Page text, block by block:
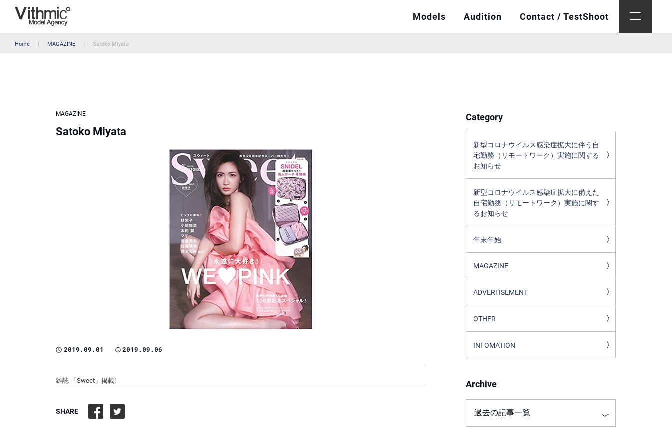
Models Audition Contact / TestShoot
Home MAGAZINE Satoko Miyata
MAGAZINE
Satoko Miyata
2019.09.01 2019.09.06
雑誌 「Sweet」掲載!
SHARE
Category
新型コロナウイルス感染症拡大に伴う自
宅勤務（リモートワーク）実施に関する
お知らせ
新型コロナウイルス感染症拡大に備えた
自宅勤務（リモートワーク）実施に関す
るお知らせ
年末年始
MAGAZINE
ADVERTISEMENT
OTHER
INFOMATION
Archive